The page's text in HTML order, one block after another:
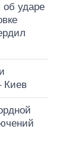
ударе
Киев